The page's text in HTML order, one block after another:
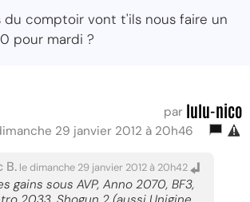
du comptoir vont t'ils nous faire un
pour mardi ?
par lulu-nico
29 janvier 2012 à 20h46
B. le dimanche 29 janvier 2012 à 20h42
gains sous AVP, Anno 2070, BF3,